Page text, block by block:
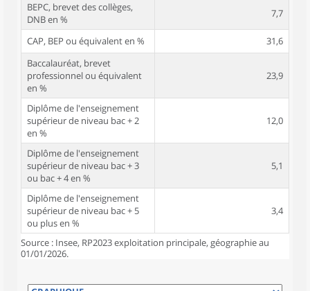
BEPC, brevet des collèges,
DNB en %
7,7
CAP, BEP ou équivalent en %
31,6
Baccalauréat, brevet
professionnel ou équivalent
en %
23,9
Diplôme de l'enseignement
supérieur de niveau bac + 2
en %
12,0
Diplôme de l'enseignement
supérieur de niveau bac + 3
ou bac + 4 en %
5,1
Diplôme de l'enseignement
supérieur de niveau bac + 5
ou plus en %
3,4
Source : Insee, RP2023 exploitation principale, géographie au
01/01/2026.